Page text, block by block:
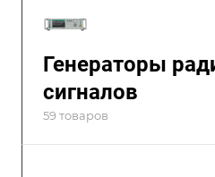
Генераторы
сигналов
59 товаров